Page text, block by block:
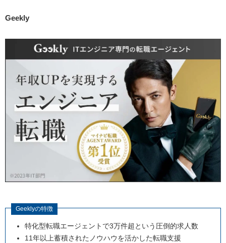
Geekly
Geeklyの特徴
特化型転職エージェントで3万件超という圧倒的求人数
11年以上蓄積されたノウハウを活かした転職支援